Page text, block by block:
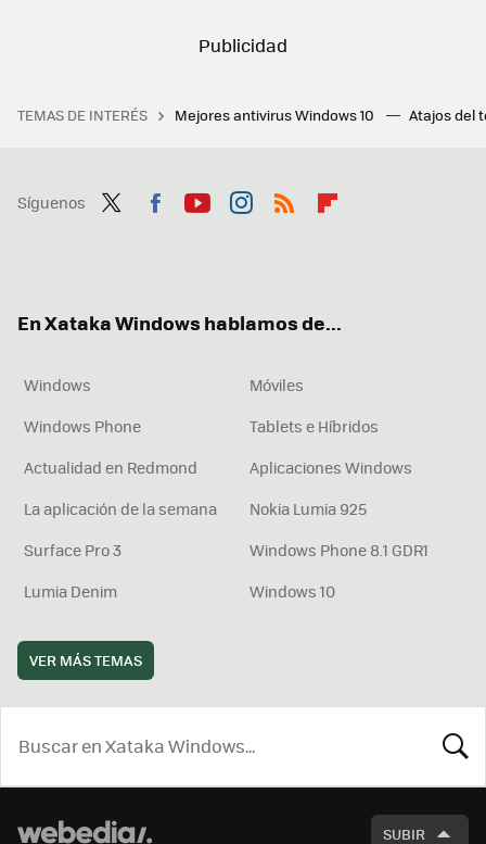
TEMAS DE INTERÉS Mejores antivirus Windows 10 Atajos del
Síguenos
En Xataka Windows hablamos de...
Windows
Móviles
Windows Phone
Tablets e Híbridos
Actualidad en Redmond
Aplicaciones Windows
La aplicación de la semana
Nokia Lumia 925
Surface Pro 3
Windows Phone 8.1 GDR1
Lumia Denim
Windows 10
VER MÁS TEMAS
SUBIR